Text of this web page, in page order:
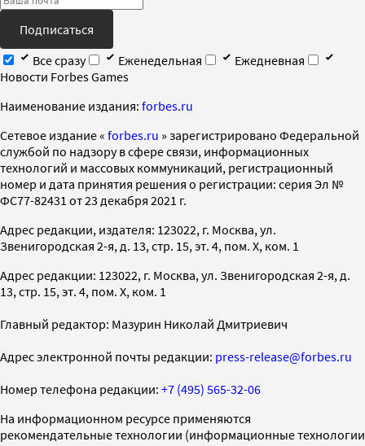
Подписаться
Все сразу
Еженедельная
Ежедневная
Новости Forbes Games
Наименование издания: forbes.ru
Cетевое издание « forbes.ru » зарегистрировано Федеральной
службой по надзору в сфере связи, информационных
технологий и массовых коммуникаций, регистрационный
номер и дата принятия решения о регистрации: серия Эл №
ФС77-82431 от 23 декабря 2021 г.
Адрес редакции, издателя: 123022, г. Москва, ул.
Звенигородская 2-я, д. 13, стр. 15, эт. 4, пом. X, ком. 1
Адрес редакции: 123022, г. Москва, ул. Звенигородская 2-я, д.
13, стр. 15, эт. 4, пом. X, ком. 1
Главный редактор: Мазурин Николай Дмитриевич
Адрес электронной почты редакции: press-release@forbes.ru
Номер телефона редакции: +7 (495) 565-32-06
На информационном ресурсе применяются
рекомендательные технологии (информационные технологии